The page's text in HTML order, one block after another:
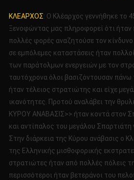
ΚΛΕΑΡΧΟΣ: Ο Κλέαρχος γεννήθηκε το
Ξενοφώντας μας πληροφορεί ότι ήταν
πολλές φορές αναζητούσε τον
σε εμπόλεμες καταστάσεις ήταν
των παράτολμων ενεργειών με τον
ταυτόχρονα όλοι βασιζόντουσαν πάνω
ήταν τέλειος στρατιώτης και είχε
ικανότητες. Προτού αναλάβει την
ΚΥΡΟΥ ΑΝΑΒΑΣΙΣ>> ήταν κοντά στον
και αντίπαλος του μεγάλου
Στην διάρκεια της Κύρου ανάβασις ο
της Ελληνικής μισθοφορικής
στρατιώτες ήταν από πολλές πόλεις
περισσότεροι ήταν βετεράνοι του